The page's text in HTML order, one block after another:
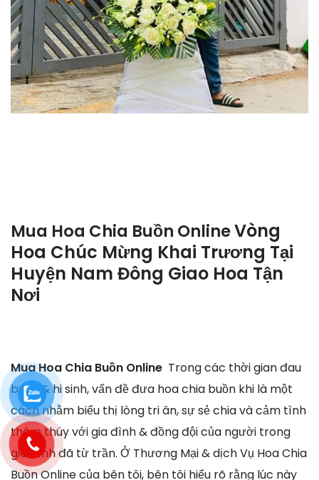
Mua Hoa Chia Buồn OnlineVòng
Hoa Chúc Mừng Khai Trương Tại
Huyện Nam Đông Giao Hoa Tận
Nơi
Mua Hoa Chia Buồn Online Trong các thời gian đau
buồn & hi sinh, vấn đề đưa hoa chia buồn khi là một
cách nhằm biểu thị lòng tri ân, sự sẻ chia và cảm tình
thâm thúy với gia đình & đồng đội của người trong
gia đình đã từ trần. Ở Thương Mại & dịch Vụ Hoa Chia
Buồn Online của bên tôi, bên tôi hiểu rõ rằng lúc này